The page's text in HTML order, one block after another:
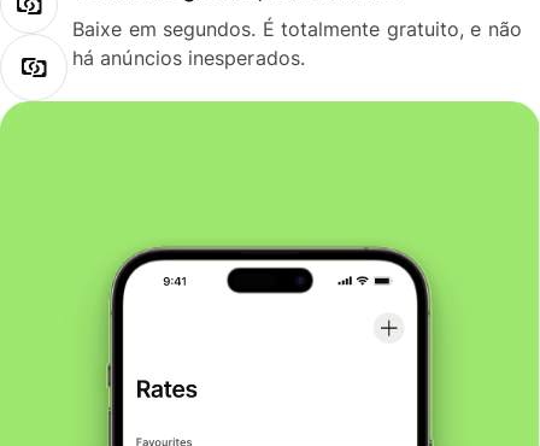
Baixe em segundos. É totalmente gratuito, e não
há anúncios inesperados.